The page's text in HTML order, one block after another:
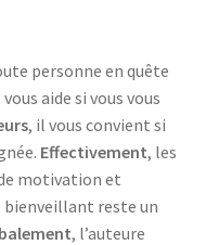
personne en quête
aide si vous vous
, il vous convient si
Effectivement, les
motivation et
bienveillant reste un
, l’auteure